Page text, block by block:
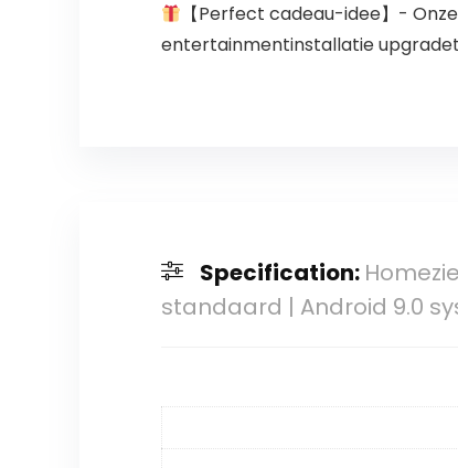
【Perfect cadeau-idee】-
entertainmentinstallatie
Specification:
standaard | Android 9.0